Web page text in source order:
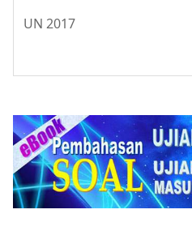
UN 2017